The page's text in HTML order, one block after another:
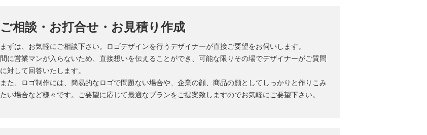
ご相談・お打合せ・お見積り作成
まずは、お気軽にご相談下さい。ロゴデザインを行うデザイナーが直接ご要望をお伺いします。
間に営業マンが入らないため、直接想いを伝えることができ、可能な限りその場でデザイナーがご質問
に対して回答いたします。
また、ロゴ制作には、簡易的なロゴで問題ない場合や、企業の顔、商品の顔としてしっかりと作りこみ
たい場合など様々です。ご要望に応じて最適なプランをご提案致しますのでお気軽にご要望下さい。